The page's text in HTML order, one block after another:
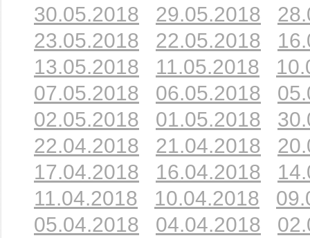
30.05.2018
29.05.2018
23.05.2018
22.05.2018
13.05.2018
11.05.2018
07.05.2018
06.05.2018
02.05.2018
01.05.2018
22.04.2018
21.04.2018
17.04.2018
16.04.2018
11.04.2018
10.04.2018
05.04.2018
04.04.2018